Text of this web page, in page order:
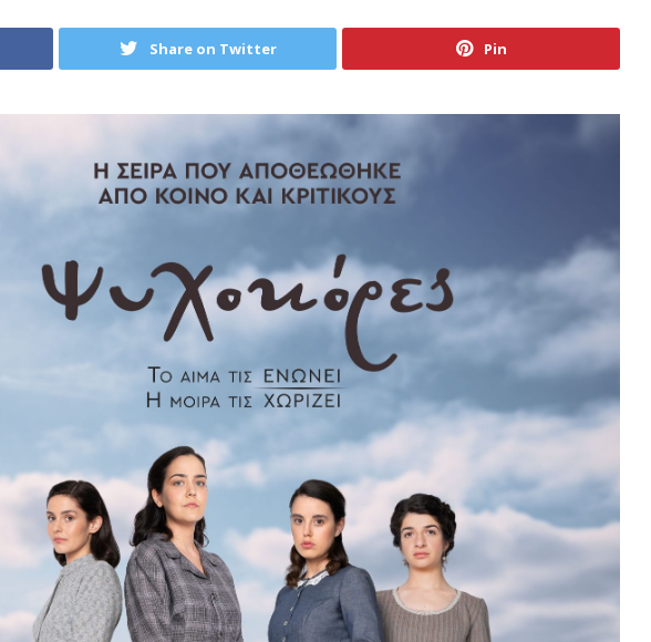
Share on Twitter Pin